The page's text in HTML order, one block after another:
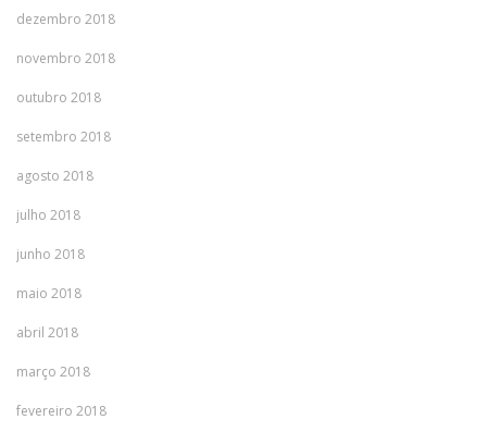
dezembro 2018
novembro 2018
outubro 2018
setembro 2018
agosto 2018
julho 2018
junho 2018
maio 2018
abril 2018
março 2018
fevereiro 2018